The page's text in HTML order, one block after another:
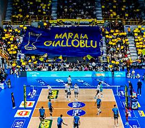
ritrovano compattezza e
10). L’ace di Zaytsev
ospite (13-16). Un tocco
a proprio favore e
(19-21). Poi sale in cattedra